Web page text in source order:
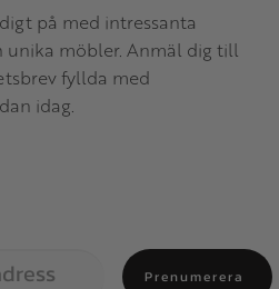
på med intressanta
möbler. Anmäl dig till
fyllda med
idag.
Prenumerera